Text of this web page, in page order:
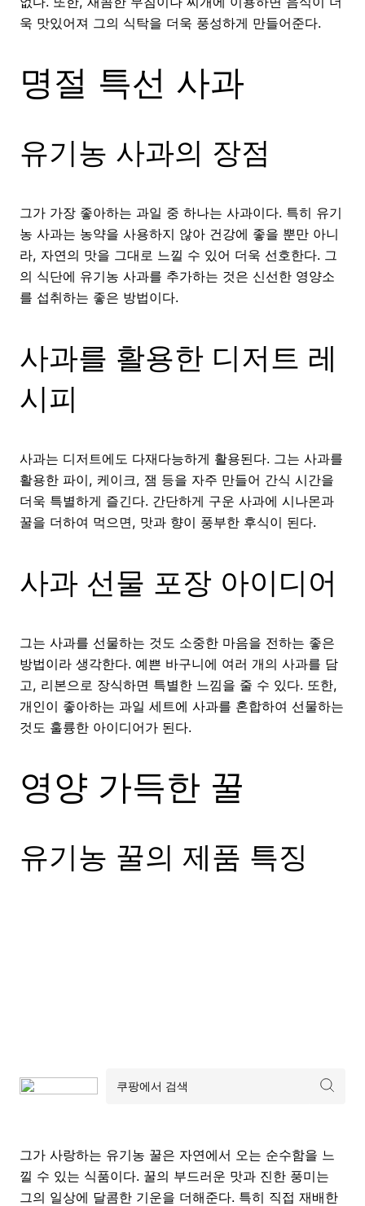
욱 맛있어져 그의 식탁을 더욱 풍성하게 만들어준다.
명절 특선 사과
유기농 사과의 장점
그가 가장 좋아하는 과일 중 하나는 사과이다. 특히 유기
농 사과는 농약을 사용하지 않아 건강에 좋을 뿐만 아니
라, 자연의 맛을 그대로 느낄 수 있어 더욱 선호한다. 그
의 식단에 유기농 사과를 추가하는 것은 신선한 영양소
를 섭취하는 좋은 방법이다.
사과를 활용한 디저트 레
시피
사과는 디저트에도 다재다능하게 활용된다. 그는 사과를
활용한 파이, 케이크, 잼 등을 자주 만들어 간식 시간을
더욱 특별하게 즐긴다. 간단하게 구운 사과에 시나몬과
꿀을 더하여 먹으면, 맛과 향이 풍부한 후식이 된다.
사과 선물 포장 아이디어
그는 사과를 선물하는 것도 소중한 마음을 전하는 좋은
방법이라 생각한다. 예쁜 바구니에 여러 개의 사과를 담
고, 리본으로 장식하면 특별한 느낌을 줄 수 있다. 또한,
개인이 좋아하는 과일 세트에 사과를 혼합하여 선물하는
것도 훌륭한 아이디어가 된다.
영양 가득한 꿀
유기농 꿀의 제품 특징
그가 사랑하는 유기농 꿀은 자연에서 오는 순수함을 느
낄 수 있는 식품이다. 꿀의 부드러운 맛과 진한 풍미는
그의 일상에 달콤한 기운을 더해준다. 특히 직접 재배한